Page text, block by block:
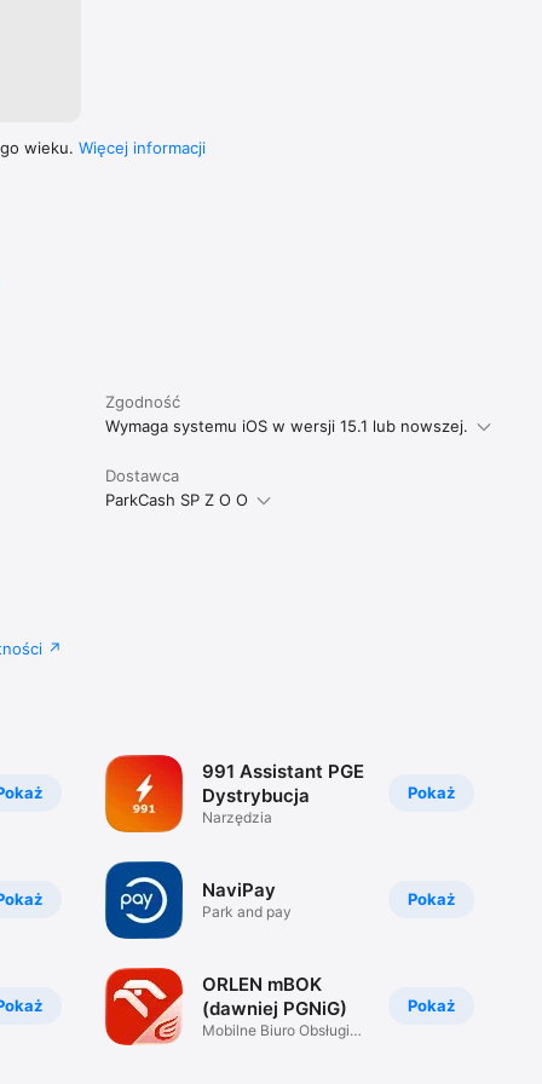
wieku. Więcej informacji
Zgodność
Wymaga systemu iOS w wersji 15.1 lub nowszej.
Dostawca
ParkCash SP Z O O
Pokaż
991 Assistant PGE
Dystrybucja
Narzędzia
Pokaż
NaviPay
Park and pay
Pokaż
ORLEN mBOK
(dawniej PGNiG)
Mobilne Biuro Obsługi